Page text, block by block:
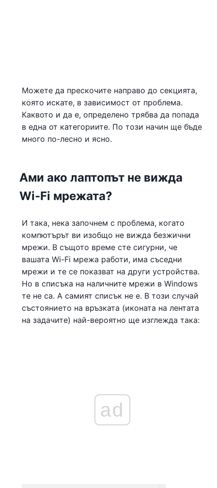
Можете да прескочите направо до секцията,
която искате, в зависимост от проблема.
Каквото и да е, определено трябва да попада
в една от категориите. По този начин ще бъде
много по-лесно и ясно.
Ами ако лаптопът не вижда
Wi-Fi мрежата?
И така, нека започнем с проблема, когато
компютърът ви изобщо не вижда безжични
мрежи. В същото време сте сигурни, че
вашата Wi-Fi мрежа работи, има съседни
мрежи и те се показват на други устройства.
Но в списъка на наличните мрежи в Windows
те не са. А самият списък не е. В този случай
състоянието на връзката (иконата на лентата
на задачите) най-вероятно ще изглежда така:
ad